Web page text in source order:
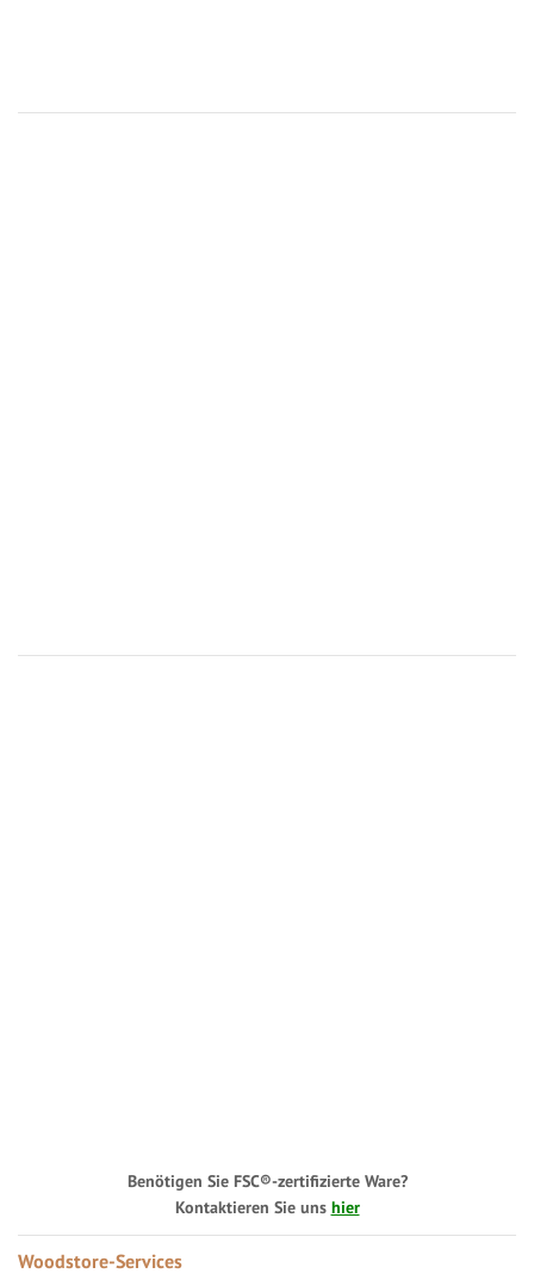
Benötigen Sie FSC®-zertifizierte Ware?
Kontaktieren Sie uns hier
Woodstore-Services